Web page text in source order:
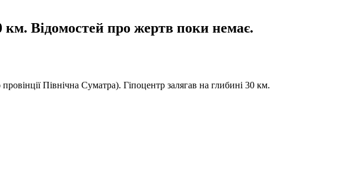
км. Відомостей про жертв поки немає.
Північна Суматра). Гіпоцентр залягав на глибині 30 км.